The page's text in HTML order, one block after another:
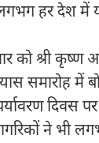
हर देश में
को श्री कृष्ण
समारोह
ने भी